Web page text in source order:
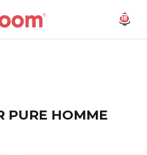
18
PURE HOMME